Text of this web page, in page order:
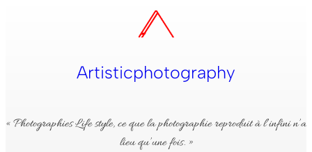
Artisticphotography
« Photographies Life style, ce que la photographie reproduit à l’infini n’a
lieu qu’une fois. »